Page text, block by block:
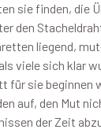
sie finden, die
den
liegend,
viele sich klar
für sie beginnen
auf, den Mut
der Zeit